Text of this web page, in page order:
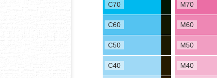
C70
C60
C50
C40
M70
M60
M50
M40